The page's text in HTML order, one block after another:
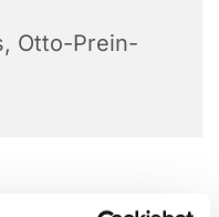
Otto-Prein-